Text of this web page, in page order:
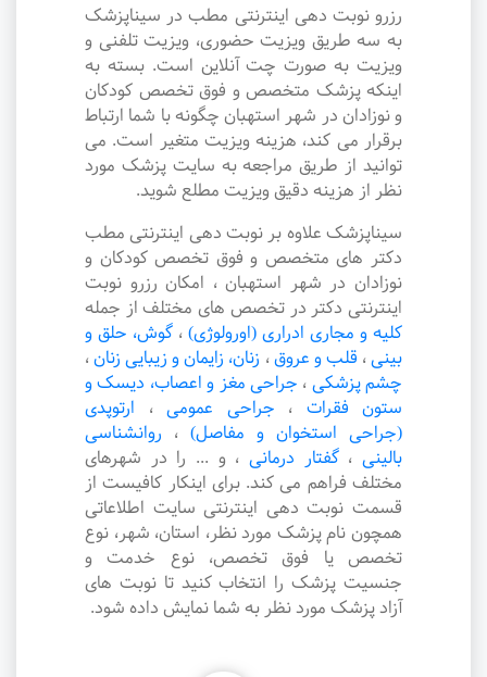
رزرو نوبت دهی اینترنتی مطب در سیناپزشک
به سه طریق ویزیت حضوری، ویزیت تلفنی و
ویزیت به صورت چت آنلاین است. بسته به
اینکه پزشک متخصص و فوق تخصص کودکان
و نوزادان در شهر استهبان چگونه با شما ارتباط
برقرار می کند، هزینه ویزیت متغیر است. می
توانید از طریق مراجعه به سایت پزشک مورد
نظر از هزینه دقیق ویزیت مطلع شوید.
سیناپزشک علاوه بر نوبت دهی اینترنتی مطب
دکتر های متخصص و فوق تخصص کودکان و
نوزادان در شهر استهبان ، امکان رزرو نوبت
اینترنتی دکتر در تخصص های مختلف از جمله
کلیه و مجاری ادراری (اورولوژی) ، گوش، حلق و
بینی، قلب و عروق، زنان، زایمان و زیبایی زنان،
چشم پزشکی ، جراحی مغز و اعصاب، دیسک و
ستون فقرات ، جراحی عمومی ، ارتوپدی
(جراحی استخوان و مفاصل) ، روانشناسی
بالینی ،گفتار درمانی ، و ... را در شهرهای
مختلف فراهم می کند. برای اینکار کافیست از
قسمت نوبت دهی اینترنتی سایت اطلاعاتی
همچون نام پزشک مورد نظر، استان، شهر، نوع
تخصص یا فوق تخصص، نوع خدمت و
جنسیت پزشک را انتخاب کنید تا نوبت های
آزاد پزشک مورد نظر به شما نمایش داده شود.